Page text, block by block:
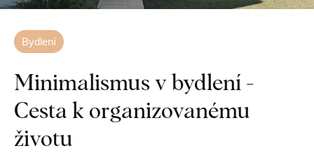
Bydlení
Minimalismus v bydlení -
Cesta k organizovanému
životu